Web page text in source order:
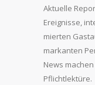
Aktuelle
Ereignisse,
mierten
markanten
News machen
Pflichtlektüre.